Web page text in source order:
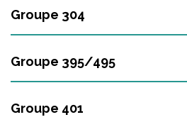
Groupe 304
Groupe 395/495
Groupe 401